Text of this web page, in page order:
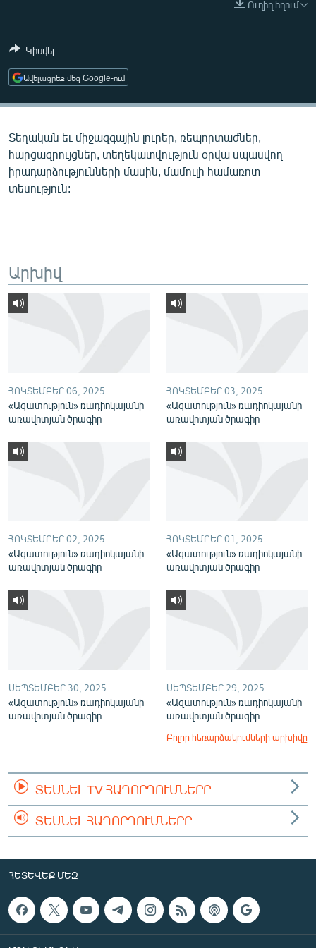
ՄԵԿՆԱԲԱՆՈՒԹՅՈՒՆ
ԿՈՐՈՆԱՎԻՐՈՒՍ
ԱՐԽԻՎ
ՏԵՍԱՆՅՈՒԹԵՐ
ՓՈԴՔԱՍԹ
Հայերեն
ՀԵՏԵՎԵՔ ՄԵԶ
Ուղիղ հղում
Կիսվել
Ավելացրեք մեզ Google-ում
Տեղական եւ միջազգային լուրեր, ռեպորտաժներ,
հարցազրույցներ, տեղեկատվություն օրվա սպասվող
իրադարձությունների մասին, մամուլի համառոտ
տեսություն:
Արխիվ
ՀՈԿՏԵՄԲԵՐ 06, 2025
«Ազատություն» ռադիոկայանի
առավոտյան ծրագիր
ՀՈԿՏԵՄԲԵՐ 03, 2025
«Ազատություն» ռադիոկայանի
առավոտյան ծրագիր
ՀՈԿՏԵՄԲԵՐ 02, 2025
«Ազատություն» ռադիոկայանի
առավոտյան ծրագիր
ՀՈԿՏԵՄԲԵՐ 01, 2025
«Ազատություն» ռադիոկայանի
առավոտյան ծրագիր
ՍԵՊՏԵՄԲԵՐ 30, 2025
«Ազատություն» ռադիոկայանի
առավոտյան ծրագիր
ՍԵՊՏԵՄԲԵՐ 29, 2025
«Ազատություն» ռադիոկայանի
առավոտյան ծրագիր
Բոլոր հեռարձակումների արխիվը
ՏԵՍՆԵԼ TV ՀԱՂՈՐԴՈՒՄՆԵՐԸ
ՏԵՍՆԵԼ ՀԱՂՈՐԴՈՒՄՆԵՐԸ
ՀԵՏԵՎԵՔ ՄԵԶ